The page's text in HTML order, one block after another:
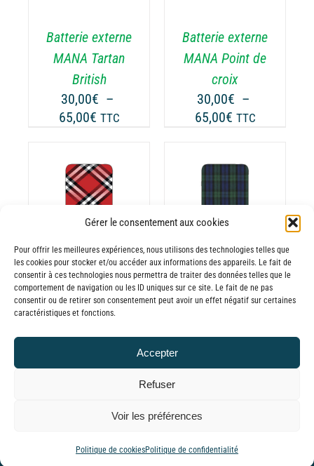
Gérer le consentement aux cookies
Pour offrir les meilleures expériences, nous utilisons des technologies telles que
les cookies pour stocker et/ou accéder aux informations des appareils. Le fait de
consentir à ces technologies nous permettra de traiter des données telles que le
comportement de navigation ou les ID uniques sur ce site. Le fait de ne pas
consentir ou de retirer son consentement peut avoir un effet négatif sur certaines
caractéristiques et fonctions.
Accepter
Refuser
Voir les préférences
Politique de cookiesPolitique de confidentialité
Batterie externe
MANA Tartan
British
30,00€ –
65,00€Plage
30,00€
à
65,00€
TTC
Batterie externe
MANA Point de
croix
30,00€ –
65,00€Plage
30,00€
65,00€
TTC
Batterie externe
MANA Tartan
65,00€Plage
30,00€
65,00€
TTC
DÉTAILS
Batterie externe
MANA Tartan
65,00€Plage
65,00€
TTC
Tiktok FacebookYouTubeInstagramLinkedInEmailWhatsApp